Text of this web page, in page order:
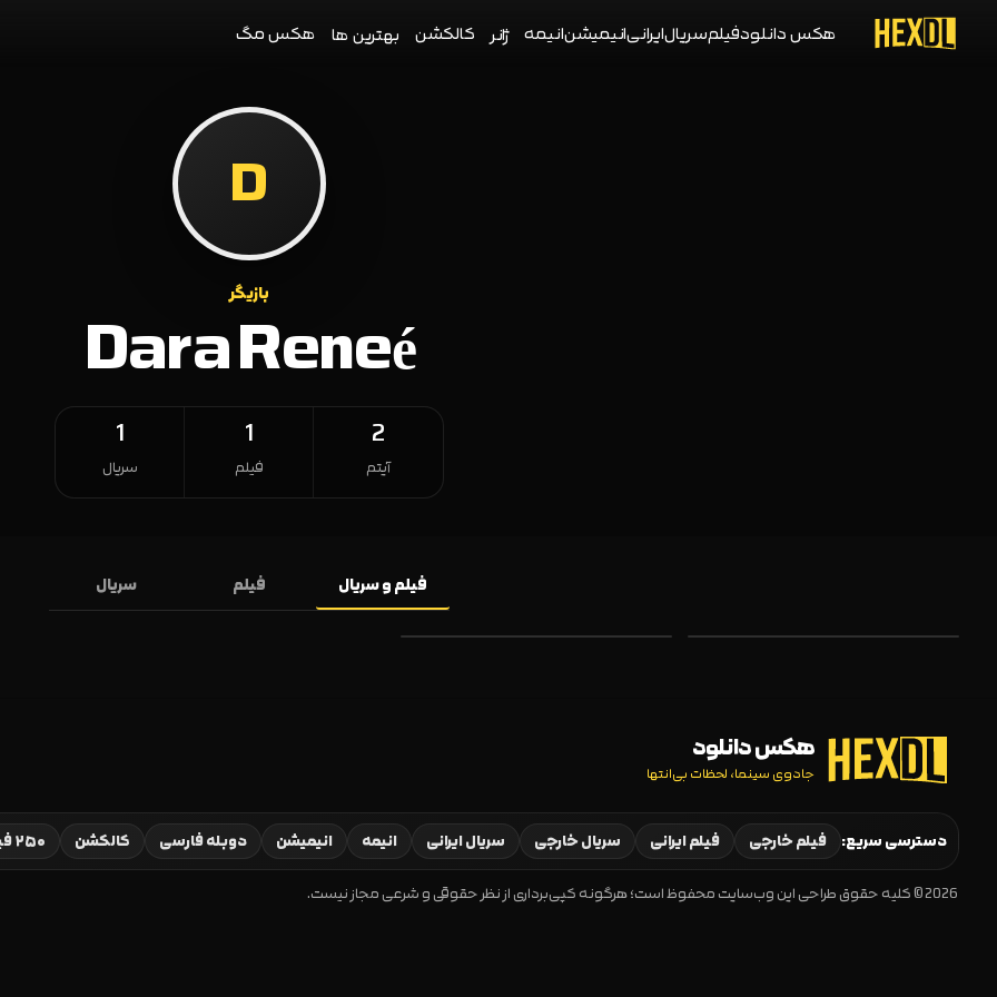
هکس دانلودفیلمسریالایرانیانیمیشنانیمه ژانر کالکشن بهترین ها هکس مگ
D
بازیگر
Dara Reneé
2
آیتم
1
فیلم
1
سریال
فیلم و سریال فیلم سریال
هکس دانلود
جادوی سینما، لحظات بی‌انتها
دسترسی سریع: فیلم خارجی فیلم ایرانی سریال خارجی سریال ایرانی انیمه انیمیشن دوبله فارسی کالکشن ۲۵۰ فیلم برتر
2026 © کلیه حقوق طراحی این وب‌سایت محفوظ است؛ هرگونه کپی‌برداری از نظر حقوقی و شرعی مجاز نیست.